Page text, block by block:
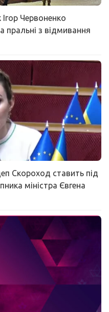
Червоненко
пральні з відмивання
Скороход ставить під
міністра Євгена